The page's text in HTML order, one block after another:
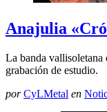
Anajulia
La banda vallisoletana
grabación de estudio.
por CyLMetal en